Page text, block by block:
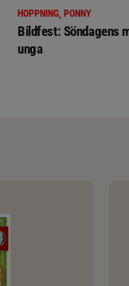
HOPPNING, PONNY
Bildfest: Söndagens
unga